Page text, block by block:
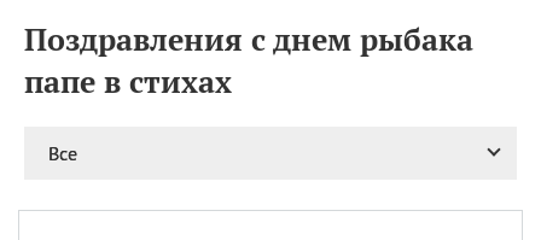
Поздравления с днем рыбака
папе в стихах
Все
06.08 Преображение
Господне у западных
Романа и Давида